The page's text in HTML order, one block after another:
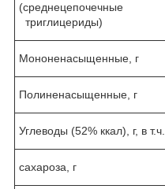
(среднецепочечные
триглицериды)
Мононенасыщенные, г
Полиненасыщенные, г
Углеводы (52% ккал), г, в т.ч.
сахароза, г